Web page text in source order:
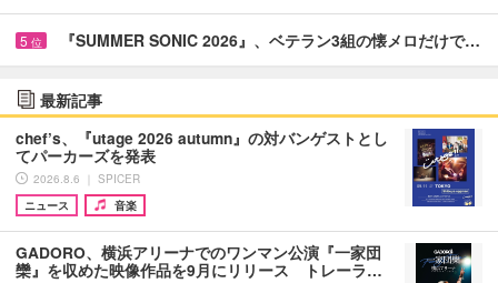
5 位 『SUMMER SONIC 2026』、ベテラン3組の懐メロだけで…
最新記事
chef’s、『utage 2026 autumn』の対バンゲストとし
てパーカーズを発表
2026.8.6 ｜ SPICER
ニュース
音楽
GADORO、横浜アリーナでのワンマン公演『一家団
欒』を収めた映像作品を9月にリリース トレーラ…